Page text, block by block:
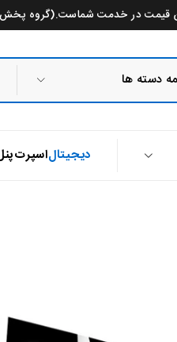
قیمت در خدمت شماست.(گروه پخش
دیجیتالاسپرت